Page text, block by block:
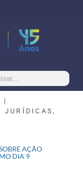
|
JURÍDICAS ,
AÇÃO
DIA 9